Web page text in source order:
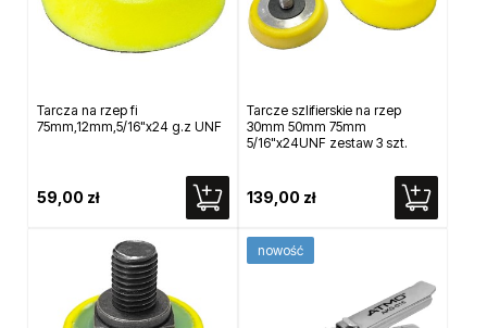
Tarcza na rzep fi
75mm,12mm,5/16"x24 g.z UNF
59,00 zł
Tarcze szlifierskie na rzep
30mm 50mm 75mm
5/16"x24UNF zestaw 3 szt.
139,00 zł
nowość